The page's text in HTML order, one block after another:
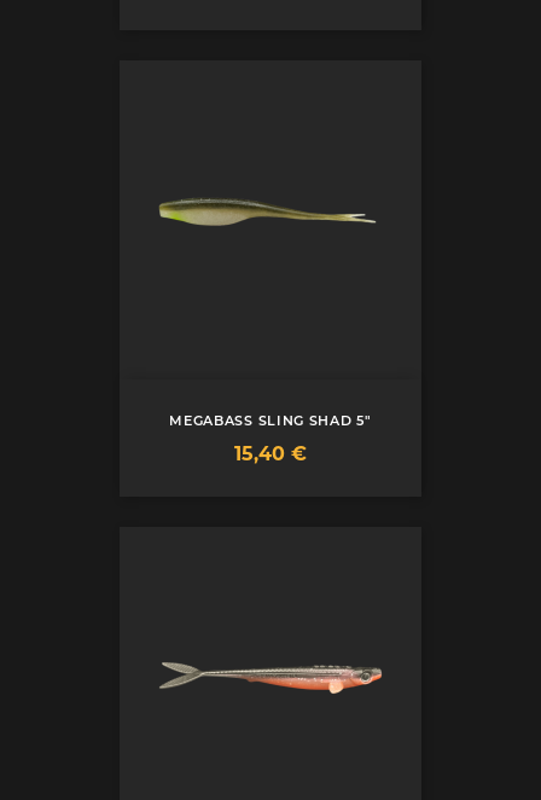
MEGABASS SLING SHAD 5"
Prix
15,40 €